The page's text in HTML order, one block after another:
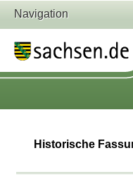
Navigation
Historische